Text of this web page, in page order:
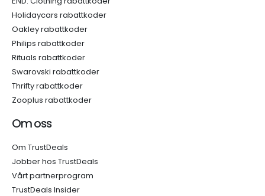
Holidaycars rabattkoder
Oakley rabattkoder
Philips rabattkoder
Rituals rabattkoder
Swarovski rabattkoder
Thrifty rabattkoder
Zooplus rabattkoder
Om oss
Om TrustDeals
Jobber hos TrustDeals
Vårt partnerprogram
TrustDeals Insider